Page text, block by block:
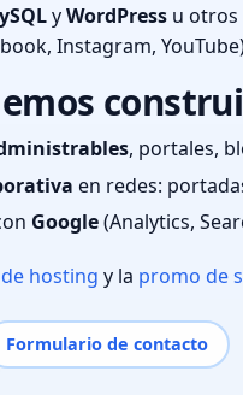
yWordPress u otros
Instagram,
, portales,
en redes:
Google(Analytics,
hosting y la promo de
Formulario de contacto